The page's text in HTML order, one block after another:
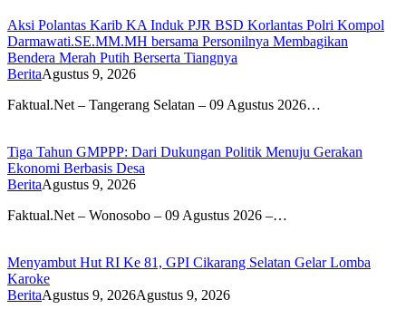
Aksi Polantas Karib KA Induk PJR BSD Korlantas Polri Kompol
Darmawati.SE.MM.MH bersama Personilnya Membagikan
Bendera Merah Putih Berserta Tiangnya
BeritaAgustus 9, 2026
Faktual.Net – Tangerang Selatan – 09 Agustus 2026…
Tiga Tahun GMPPP: Dari Dukungan Politik Menuju Gerakan
Ekonomi Berbasis Desa
BeritaAgustus 9, 2026
Faktual.Net – Wonosobo – 09 Agustus 2026 –…
Menyambut Hut RI Ke 81, GPI Cikarang Selatan Gelar Lomba
Karoke
BeritaAgustus 9, 2026Agustus 9, 2026